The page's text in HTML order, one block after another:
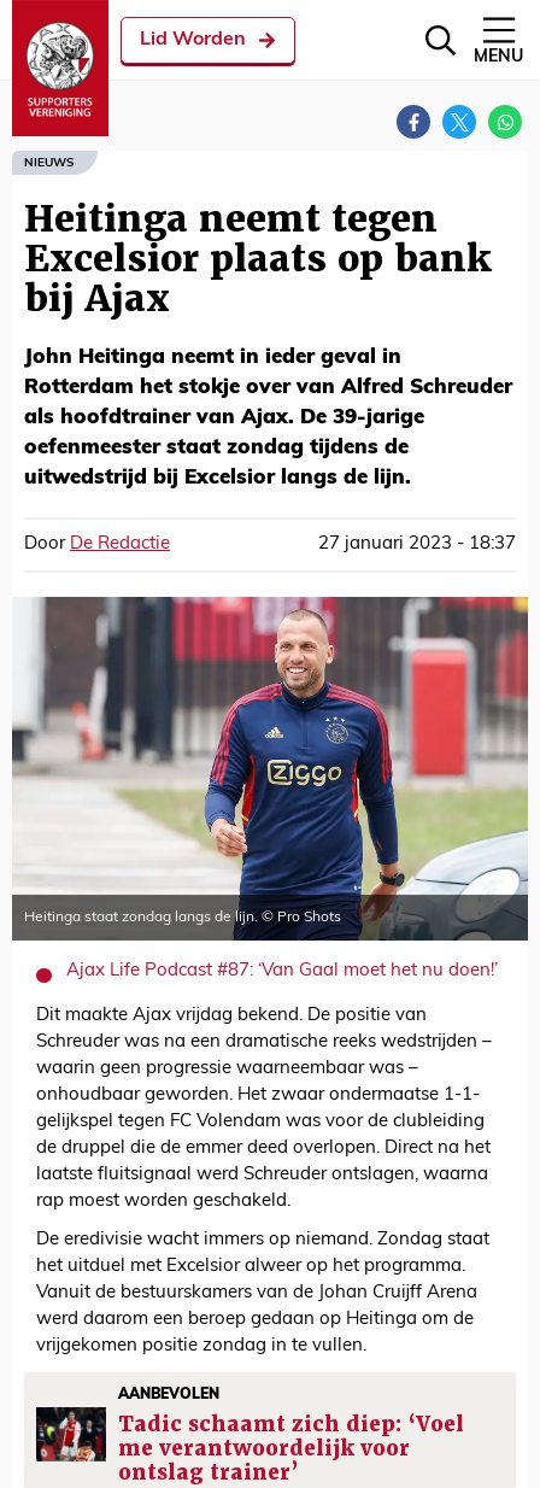
Lid Worden
MENU
NIEUWS
Heitinga neemt tegen
Excelsior plaats op bank
bij Ajax
John Heitinga neemt in ieder geval in
Rotterdam het stokje over van Alfred Schreuder
als hoofdtrainer van Ajax. De 39-jarige
oefenmeester staat zondag tijdens de
uitwedstrijd bij Excelsior langs de lijn.
Door De Redactie 27 januari 2023 - 18:37
Heitinga staat zondag langs de lijn. © Pro Shots
Ajax Life Podcast #87: ‘Van Gaal moet het nu doen!’
Dit maakte Ajax vrijdag bekend. De positie van
Schreuder was na een dramatische reeks wedstrijden –
waarin geen progressie waarneembaar was –
onhoudbaar geworden. Het zwaar ondermaatse 1-1-
gelijkspel tegen FC Volendam was voor de clubleiding
de druppel die de emmer deed overlopen. Direct na het
laatste fluitsignaal werd Schreuder ontslagen, waarna
rap moest worden geschakeld.
De eredivisie wacht immers op niemand. Zondag staat
het uitduel met Excelsior alweer op het programma.
Vanuit de bestuurskamers van de Johan Cruijff Arena
werd daarom een beroep gedaan op Heitinga om de
vrijgekomen positie zondag in te vullen.
AANBEVOLEN
Tadic schaamt zich diep: ‘Voel
me verantwoordelijk voor
ontslag trainer’